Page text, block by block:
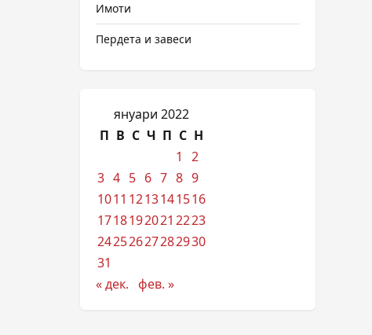
Имоти
Пердета и завеси
януари 2022
П В С Ч П С Н
1
2
3 4 5 6 7 8 9
1011 1213141516
1718192021 2223
24252627282930
31
« дек. фев. »